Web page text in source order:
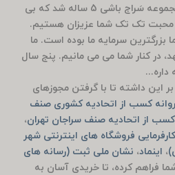
حمایت شما مشتریان گرامی، مجموعه سَراج باشی 5 ساله شد که بی
محبت تک تک شما عزیزان هستیم.
بزرگترین سرمایه ما بوده است. ما
در کنار شما می می مانیم. پنج سال
داره...
این داشته تا با گرفتن مجوزهای
کسب از اتحادیه کشوری صنف
از اتحادیه صنف سراجان تهران،
فروشگاه های اینترنتی شهر
، اینماد، نشان ملی ثبت (رسانه های
فراهم کرده، تا خریدی آسان به